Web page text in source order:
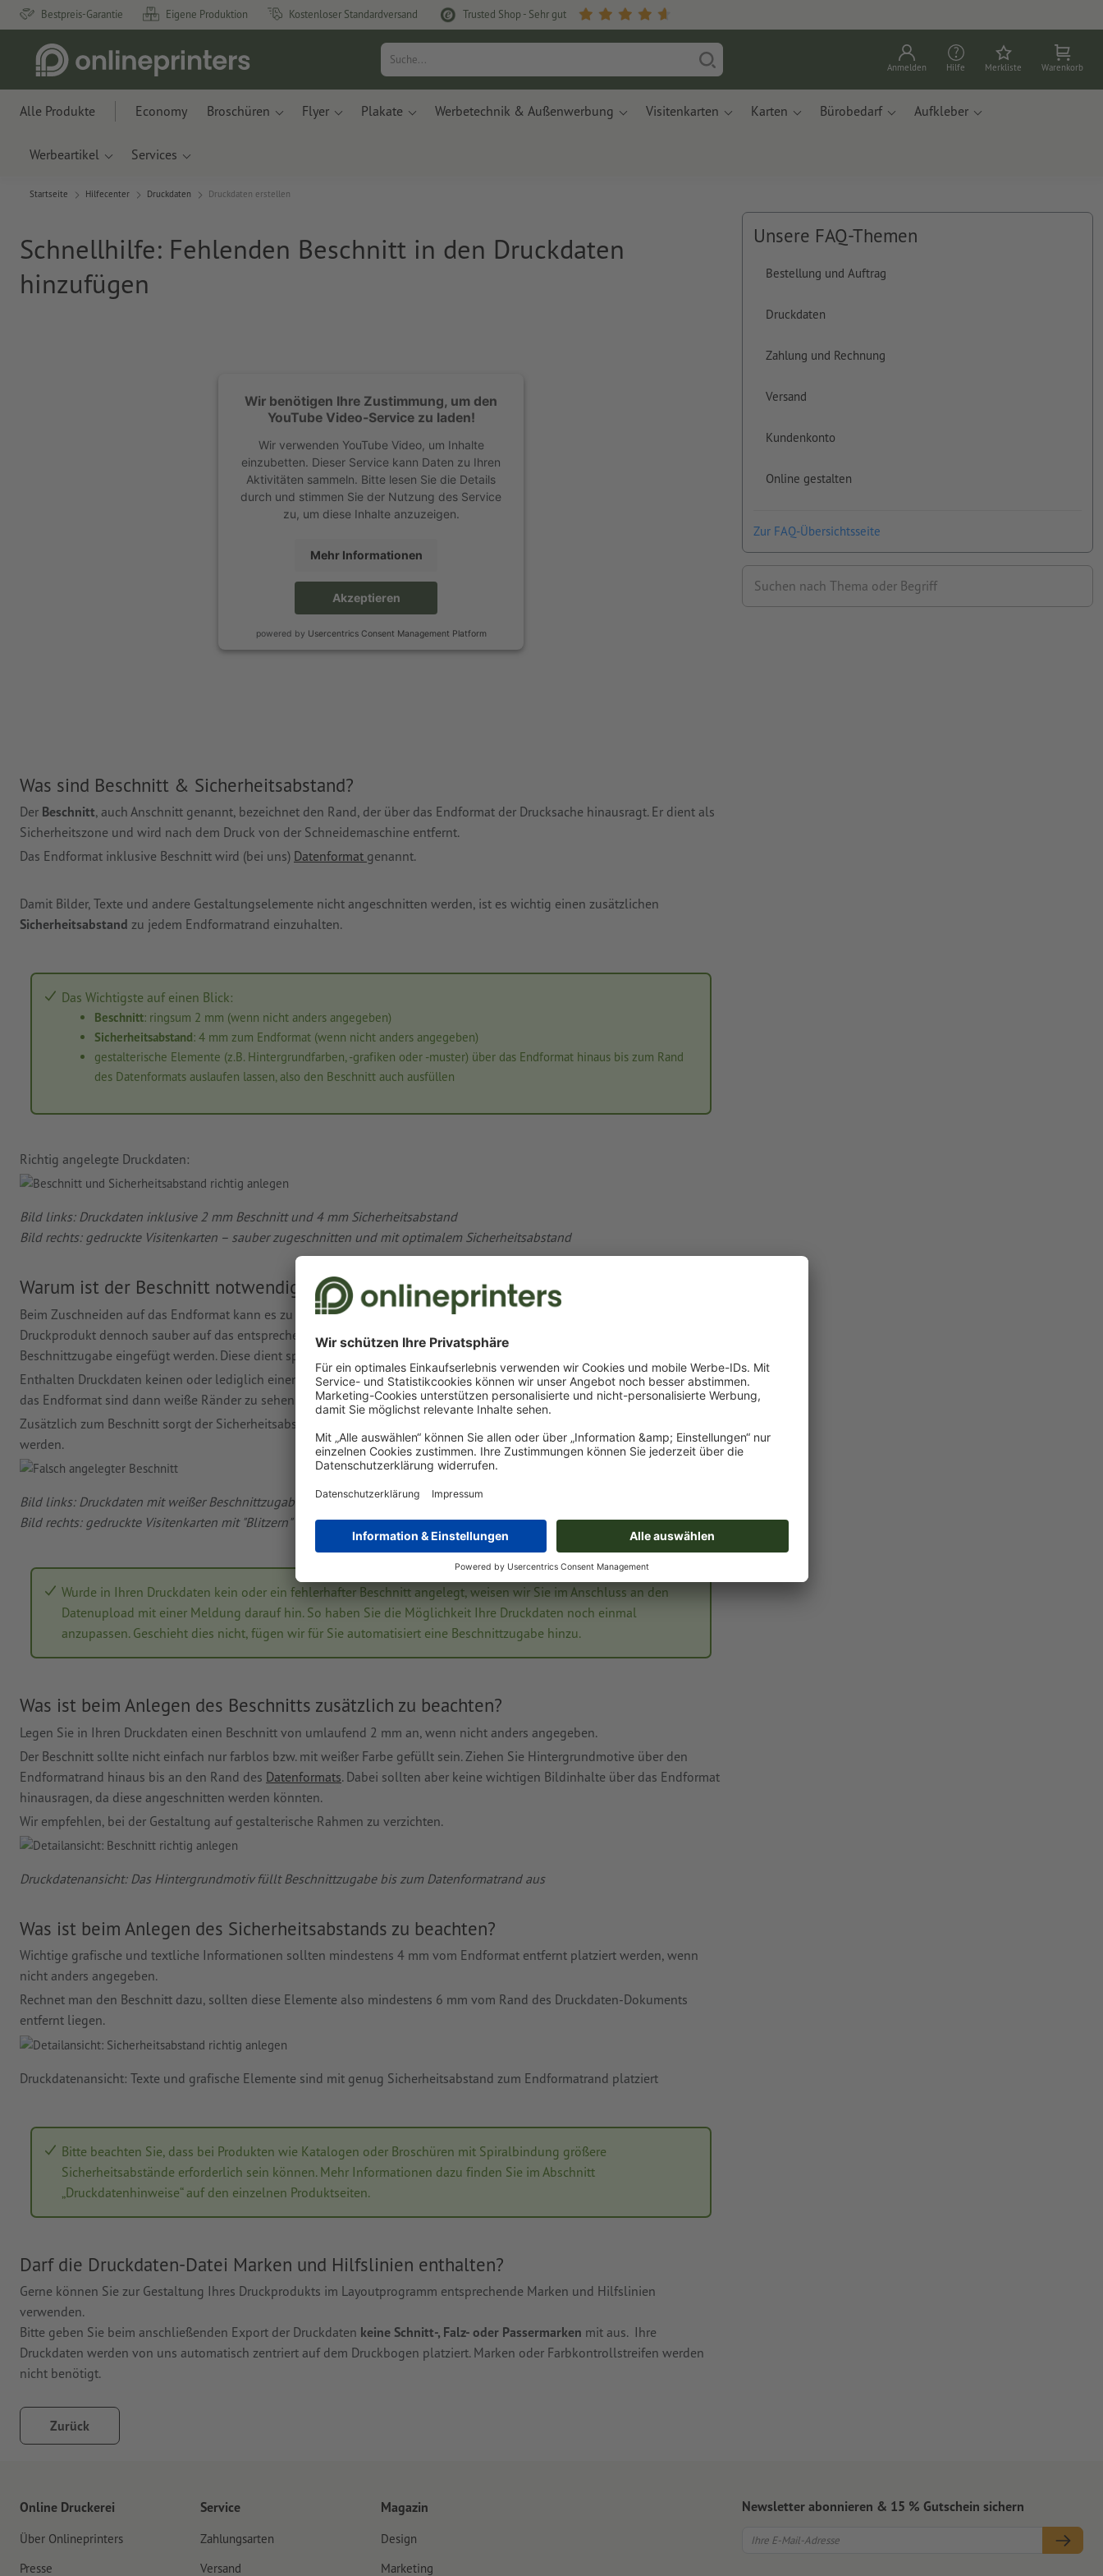
Bestpreis-Garantie Eigene Produktion Kostenloser Standardversand Trusted Shop - Sehr gut
Anmelden Hilfe Merkliste Warenkorb
Alle Produkte Economy Broschüren Flyer Plakate Werbetechnik & Außenwerbung Visitenkarten Karten Bürobedarf Aufkleber
Werbeartikel Services
Startseite Hilfecenter Druckdaten Druckdaten erstellen
Schnellhilfe: Fehlenden Beschnitt in den Druckdaten
hinzufügen
Wir benötigen Ihre Zustimmung, um den
YouTube Video-Service zu laden!
Wir verwenden YouTube Video, um Inhalte
einzubetten. Dieser Service kann Daten zu Ihren
Aktivitäten sammeln. Bitte lesen Sie die Details
durch und stimmen Sie der Nutzung des Service
zu, um diese Inhalte anzuzeigen.
Mehr Informationen
Akzeptieren
powered by Usercentrics Consent Management Platform
Was sind Beschnitt & Sicherheitsabstand?
Der Beschnitt, auch Anschnitt genannt, bezeichnet den Rand, der über das Endformat der Drucksache hinausragt. Er dient als
Sicherheitszone und wird nach dem Druck von der Schneidemaschine entfernt.
Das Endformat inklusive Beschnitt wird (bei uns) Datenformat genannt.
Damit Bilder, Texte und andere Gestaltungselemente nicht angeschnitten werden, ist es wichtig einen zusätzlichen
Sicherheitsabstand zu jedem Endformatrand einzuhalten.
Das Wichtigste auf einen Blick:
Beschnitt: ringsum 2 mm (wenn nicht anders angegeben)
Sicherheitsabstand: 4 mm zum Endformat (wenn nicht anders angegeben)
gestalterische Elemente (z.B. Hintergrundfarben, -grafiken oder -muster) über das Endformat hinaus bis zum Rand
des Datenformats auslaufen lassen, also den Beschnitt auch ausfüllen
Richtig angelegte Druckdaten:
Bild links: Druckdaten inklusive 2 mm Beschnitt und 4 mm Sicherheitsabstand
Bild rechts: gedruckte Visitenkarten – sauber zugeschnitten und mit optimalem Sicherheitsabstand
Warum ist der Beschnitt notwendig?
Beim Zuschneiden auf das Endformat kann es zu Abweichungen von bis zu einem Millimeter kommen. Damit das
Druckprodukt dennoch sauber auf das entsprechende Endformat zugeschnitten werden kann, muss in den Druckdaten eine
Beschnittzugabe eingefügt werden. Diese dient später als Spielraum für mögliche Schneidedifferenzen.
Enthalten Druckdaten keinen oder lediglich einen komplett weißen Beschnitt, können störende „Blitzer“ entstehen – rund um
das Endformat sind dann weiße Ränder zu sehen. Ebenfalls möglich ist, dass ein Teil des Druckmotivs abgeschnitten wird.
Zusätzlich zum Beschnitt sorgt der Sicherheitsabstand dafür, dass Texte und Gestaltungselemente nicht angeschnitten
werden.
Bild links: Druckdaten mit weißer Beschnittzugabe und unzureichendem Sicherheitsabstand
Bild rechts: gedruckte Visitenkarten mit "Blitzern" und abgeschnittenen Gestaltungselementen
Wurde in Ihren Druckdaten kein oder ein fehlerhafter Beschnitt angelegt, weisen wir Sie im Anschluss an den
Datenupload mit einer Meldung darauf hin. So haben Sie die Möglichkeit Ihre Druckdaten noch einmal
anzupassen. Geschieht dies nicht, fügen wir für Sie automatisiert eine Beschnittzugabe hinzu.
Was ist beim Anlegen des Beschnitts zusätzlich zu beachten?
Legen Sie in Ihren Druckdaten einen Beschnitt von umlaufend 2 mm an, wenn nicht anders angegeben.
Der Beschnitt sollte nicht einfach nur farblos bzw. mit weißer Farbe gefüllt sein. Ziehen Sie Hintergrundmotive über den
Endformatrand hinaus bis an den Rand des Datenformats. Dabei sollten aber keine wichtigen Bildinhalte über das Endformat
hinausragen, da diese angeschnitten werden könnten.
Wir empfehlen, bei der Gestaltung auf gestalterische Rahmen zu verzichten.
Druckdatenansicht: Das Hintergrundmotiv füllt Beschnittzugabe bis zum Datenformatrand aus
Was ist beim Anlegen des Sicherheitsabstands zu beachten?
Wichtige grafische und textliche Informationen sollten mindestens 4 mm vom Endformat entfernt platziert werden, wenn
nicht anders angegeben.
Rechnet man den Beschnitt dazu, sollten diese Elemente also mindestens 6 mm vom Rand des Druckdaten-Dokuments
entfernt liegen.
Druckdatenansicht: Texte und grafische Elemente sind mit genug Sicherheitsabstand zum Endformatrand platziert
Bitte beachten Sie, dass bei Produkten wie Katalogen oder Broschüren mit Spiralbindung größere
Sicherheitsabstände erforderlich sein können. Mehr Informationen dazu finden Sie im Abschnitt
„Druckdatenhinweise“ auf den einzelnen Produktseiten.
Darf die Druckdaten-Datei Marken und Hilfslinien enthalten?
Gerne können Sie zur Gestaltung Ihres Druckprodukts im Layoutprogramm entsprechende Marken und Hilfslinien
verwenden.
Bitte geben Sie beim anschließenden Export der Druckdaten keine Schnitt-, Falz- oder Passermarken mit aus. Ihre
Druckdaten werden von uns automatisch zentriert auf dem Druckbogen platziert. Marken oder Farbkontrollstreifen werden
nicht benötigt.
Unsere FAQ-Themen
Bestellung und Auftrag
Druckdaten
Zahlung und Rechnung
Versand
Kundenkonto
Online gestalten
Zur FAQ-Übersichtsseite
Suchen nach Thema oder Begriff
Zurück
Online Druckerei
Über Onlineprinters
Presse
Service
Zahlungsarten
Versand
Magazin
Design
Marketing
Newsletter abonnieren & 15 % Gutschein sichern